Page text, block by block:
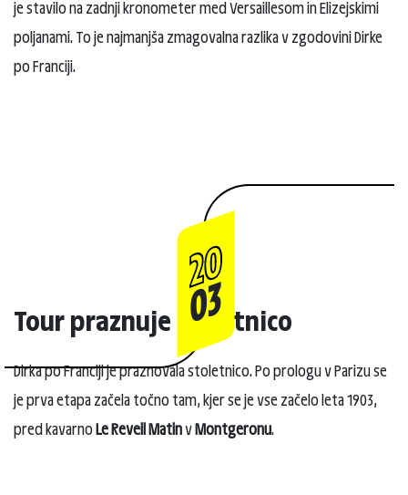
je stavilo na zadnji kronometer med Versaillesom in Elizejskimi
poljanami. To je najmanjša zmagovalna razlika v zgodovini Dirke
po Franciji.
20
03
Tour praznuje stoletnico
Dirka po Franciji je praznovala stoletnico. Po prologu v Parizu se
je prva etapa začela točno tam, kjer se je vse začelo leta 1903,
pred kavarnoLe Reveil MatinvMontgeronu.